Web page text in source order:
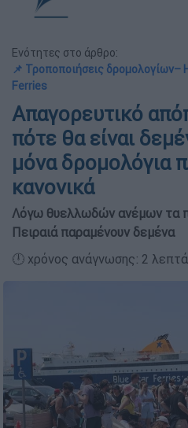
Ενότητες στο άρθρο:
📌 Τροποποιήσεις
Ferries
Απαγορευτικό
πότε θα είναι
μόνα δρομολόγια
κανονικά
Λόγω θυελλωδών ανέμων τα
Πειραιά παραμένουν δεμένα
🕛 χρόνος ανάγνωσης: 2